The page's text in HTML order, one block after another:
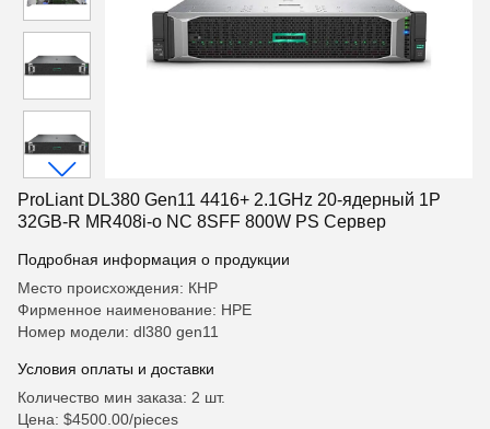
ProLiant DL380 Gen11 4416+ 2.1GHz 20-ядерный 1P
32GB-R MR408i-o NC 8SFF 800W PS Сервер
Подробная информация о продукции
Место происхождения: КНР
Фирменное наименование: HPE
Номер модели: dl380 gen11
Условия оплаты и доставки
Количество мин заказа: 2 шт.
Цена: $4500.00/pieces